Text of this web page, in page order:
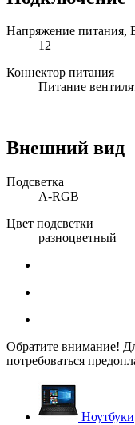
Напряжение питания,
12
Коннектор питания
Питание
Внешний вид
Подсветка
A-RGB
Цвет подсветки
разноцветный
Обратите внимание!
потребоваться
Ноутбуки